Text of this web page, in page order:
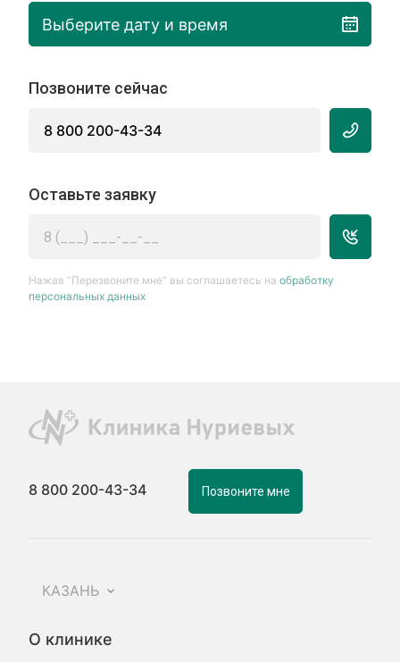
Выберите дату и время
Позвоните сейчас
8 800 200-43-34
Оставьте заявку
Нажав “Перезвоните мне” вы соглашаетесь наобработку
персональных данных
8 800 200-43-34 Позвоните мне
КАЗАНЬ
О клинике